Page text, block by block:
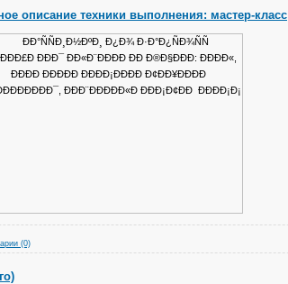
описание техники выполнения: мастер-класс
(0)